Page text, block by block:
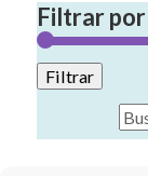
Filtrar
Filtrar